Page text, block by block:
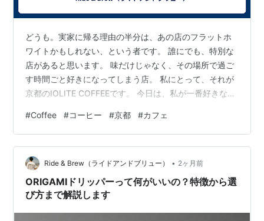
どうも。実家に帰る理由の半分は、あの店のフラットホ
ワイトかもしれない、という者です。 誰にでも、特別な
店があると思います。 味だけじゃなく、その場所で過ご
す時間ごと好きになってしまう店。 私にとって、それが
京都のIOLITE COFFEEです。 今日は、私が一番好きなこ
ただの「好き」を書く記事です。それでも、もし京都に
行く人がいたら、立ち寄ってみてほしくて。 学生の頃か
ら、通っている IOLITE COFFEEと出会ったのは、学生の
頃でした。 私は京都の出身で、この店には学生時代から
通っています。きっかけは、友人からの紹介でした。
「いい店がある…
#Coffee #コーヒー #京都 #カフェ
Ride & Brew（ライドアンドブリュー） • 2ヶ月前
ORIGAMIドリッパーって何がいいの？特徴から選
び方まで解説します